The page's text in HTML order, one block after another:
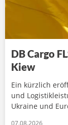
DB Cargo
Kiew
Ein kürzlich
und
Ukraine und